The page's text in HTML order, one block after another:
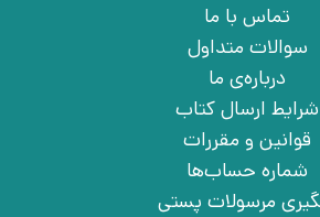
تماس با ما
سوالات متداول
درباره‌ی ما
شرایط ارسال کتاب
قوانین و مقررات
شماره حساب‌ها
مرسولات پستی